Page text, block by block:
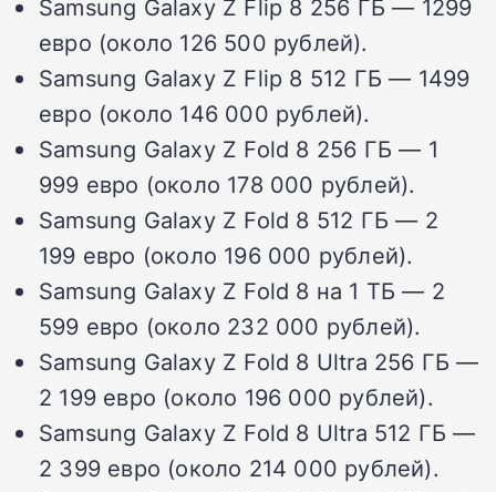
Samsung Galaxy Z Flip 8 256 ГБ — 1299
евро (около 126 500 рублей).
Samsung Galaxy Z Flip 8 512 ГБ — 1499
евро (около 146 000 рублей).
Samsung Galaxy Z Fold 8 256 ГБ — 1
999 евро (около 178 000 рублей).
Samsung Galaxy Z Fold 8 512 ГБ — 2
199 евро (около 196 000 рублей).
Samsung Galaxy Z Fold 8 на 1 ТБ — 2
599 евро (около 232 000 рублей).
Samsung Galaxy Z Fold 8 Ultra 256 ГБ —
2 199 евро (около 196 000 рублей).
Samsung Galaxy Z Fold 8 Ultra 512 ГБ —
2 399 евро (около 214 000 рублей).